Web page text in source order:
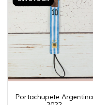
Portachupete Argentina